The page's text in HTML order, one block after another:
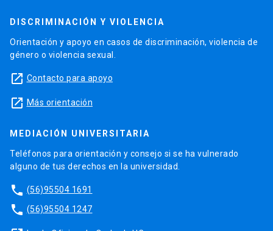
DISCRIMINACIÓN Y VIOLENCIA
Orientación y apoyo en casos de discriminación, violencia de
género o violencia sexual.
launch Contacto para apoyo
launch Más orientación
MEDIACIÓN UNIVERSITARIA
Teléfonos para orientación y consejo si se ha vulnerado
alguno de tus derechos en la universidad.
phone (56)95504 1691
phone (56)95504 1247